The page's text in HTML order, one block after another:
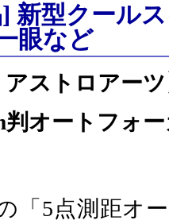
新型クール
眼など
アストロアー
判オートフォ
「5点測距オ